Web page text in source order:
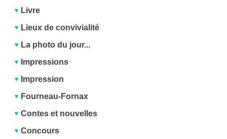
Livre
Lieux de convivialité
La photo du jour...
Impressions
Impression
Fourneau-Fornax
Contes et nouvelles
Concours